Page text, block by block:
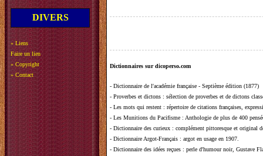
DIVERS
» Liens
Faire un lien
» Copyright
» Contact
Dictionnaires sur dicoperso.com
- Dictionnaire de l'académie française - Septième édition (1877)
- Proverbes et dictons : sélection de proverbes et de dictons
- Les mots qui restent : répertoire de citations françaises,
- Les Munitions du Pacifisme : Anthologie de plus de 400
- Dictionnaire des curieux : complément pittoresque et original
- Dictionnaire Argot-Français : argot en usage en 1907.
- Dictionnaire des idées reçues : perle d'humour noir, Gustave